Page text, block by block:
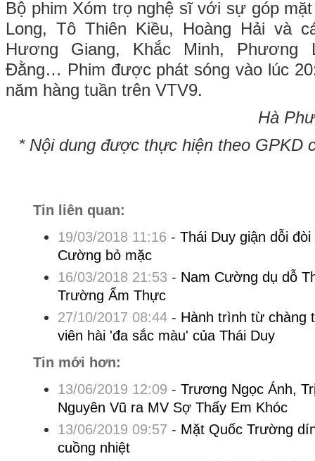
Bộ phim Xóm trọ nghệ sĩ với sự góp
Long, Tô Thiên Kiều, Hoàng Hải và
Hương Giang, Khắc Minh, Phương
Đằng… Phim được phát sóng vào lúc
năm hàng tuần trên VTV9.
Hà
* Nội dung được thực hiện theo GPKD
Tin liên quan:
19/03/2018 11:16 - Thái Duy giận dỗi
Cường bỏ mặc
16/03/2018 21:53 - Nam Cường dụ dỗ
Trường Ẩm Thực
27/10/2017 08:44- Hành trình từ chàng
viên hài 'đa sắc màu' của Thái Duy
Tin mới hơn:
13/06/2019 12:09 - Trương Ngọc Ánh,
Nguyên Vũ ra MV Sợ Thấy Em Khóc
13/06/2019 09:57 - Mặt Quốc Trường
cuồng nhiệt